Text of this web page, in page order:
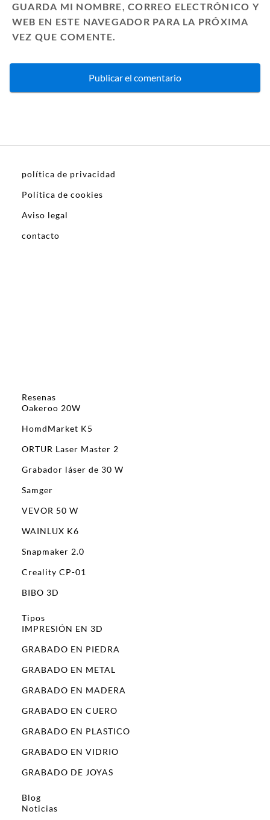
GUARDA MI NOMBRE, CORREO ELECTRÓNICO Y
WEB EN ESTE NAVEGADOR PARA LA PRÓXIMA
VEZ QUE COMENTE.
política de privacidad
Política de cookies
Aviso legal
contacto
Resenas
Oakeroo 20W
HomdMarket K5
ORTUR Laser Master 2
Grabador láser de 30 W
Samger
VEVOR 50 W
WAINLUX K6
Snapmaker 2.0
Creality CP-01
BIBO 3D
Tipos
IMPRESIÓN EN 3D
GRABADO EN PIEDRA
GRABADO EN METAL
GRABADO EN MADERA
GRABADO EN CUERO
GRABADO EN PLASTICO
GRABADO EN VIDRIO
GRABADO DE JOYAS
Blog
Noticias